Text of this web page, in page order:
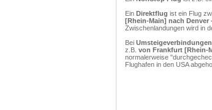
Ein Direktflug ist ein Flug
[Rhein-Main] nach
Zwischenlandungen wird in
Bei Umsteigeverbindungen
z.B. von Frankfurt [Rhein-
normalerweise
Flughafen in den USA